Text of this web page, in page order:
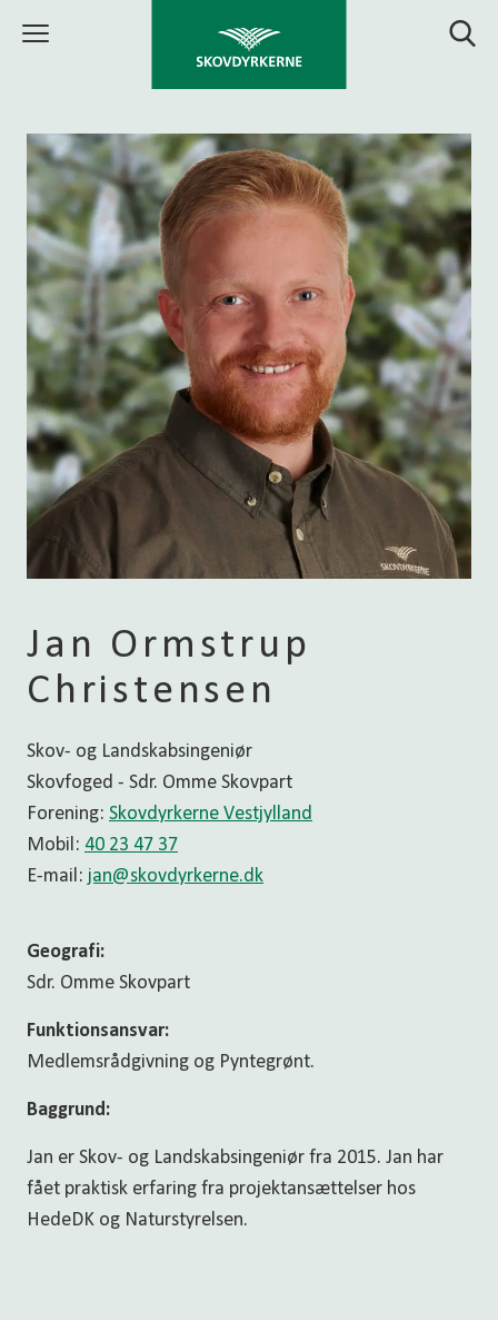
Jan Ormstrup
Christensen
Skov- og Landskabsingeniør
Skovfoged - Sdr. Omme Skovpart
Forening: Skovdyrkerne Vestjylland
Mobil: 40 23 47 37
E-mail: jan@skovdyrkerne.dk
Geografi:
Sdr. Omme Skovpart
Funktionsansvar:
Medlemsrådgivning og Pyntegrønt.
Baggrund:
Jan er Skov- og Landskabsingeniør fra 2015. Jan har
fået praktisk erfaring fra projektansættelser hos
HedeDK og Naturstyrelsen.